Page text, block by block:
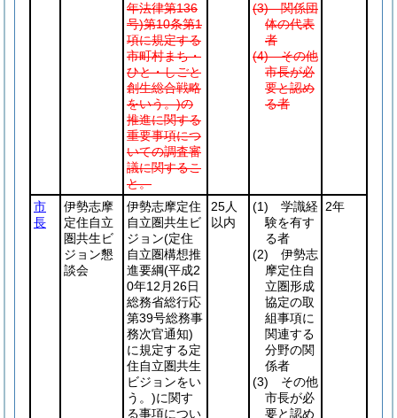
年法律第136
号)第10条第1
項に規定する
市町村まち・
ひと・しごと
創生総合戦略
をいう。)の
推進に関する
重要事項につ
いての調査審
議に関するこ
と。
(3)関係団
体の代表
者
(4)その他
市長が必
要と認め
る者
市
長
伊勢志摩
定住自立
圏共生ビ
ジョン懇
談会
伊勢志摩定住
自立圏共生ビ
ジョン(定住
自立圏構想推
進要綱(平成2
0年12月26日
総務省総行応
第39号総務事
務次官通知)
に規定する定
住自立圏共生
ビジョンをい
う。)に関す
る事項につい
25人
以内
(1) 学識経
験を有す
る者
(2) 伊勢志
摩定住自
立圏形成
協定の取
組事項に
関連する
分野の関
係者
(3) その他
市長が必
要と認め
2年